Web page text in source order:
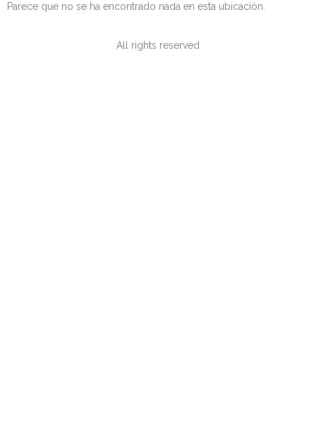
Parece que no se ha encontrado nada en esta ubicación.
All rights reserved